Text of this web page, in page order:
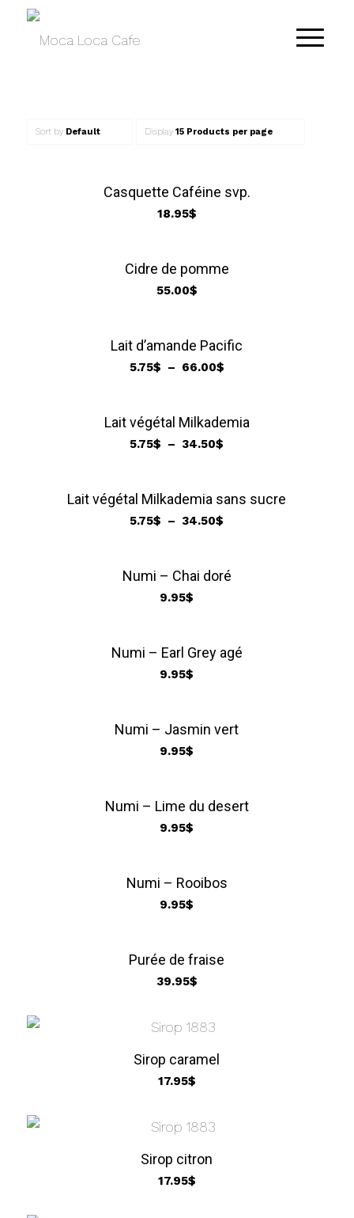
Sort by Default Display 15 Products per page
Casquette Caféine svp.
18.95$
Cidre de pomme
55.00$
Lait d’amande Pacific
5.75$ – 66.00$Plage
5.75$
Lait végétal Milkademia
5.75$ – 34.50$
5.75$
Lait végétal Milkademia sans sucre
5.75$ – 34.50$
5.75$
Numi – Chai doré
9.95$
Numi – Earl Grey agé
9.95$
Numi – Jasmin vert
9.95$
Numi – Lime du desert
9.95$
Numi – Rooibos
9.95$
Purée de fraise
39.95$
Sirop caramel
17.95$
Sirop citron
17.95$